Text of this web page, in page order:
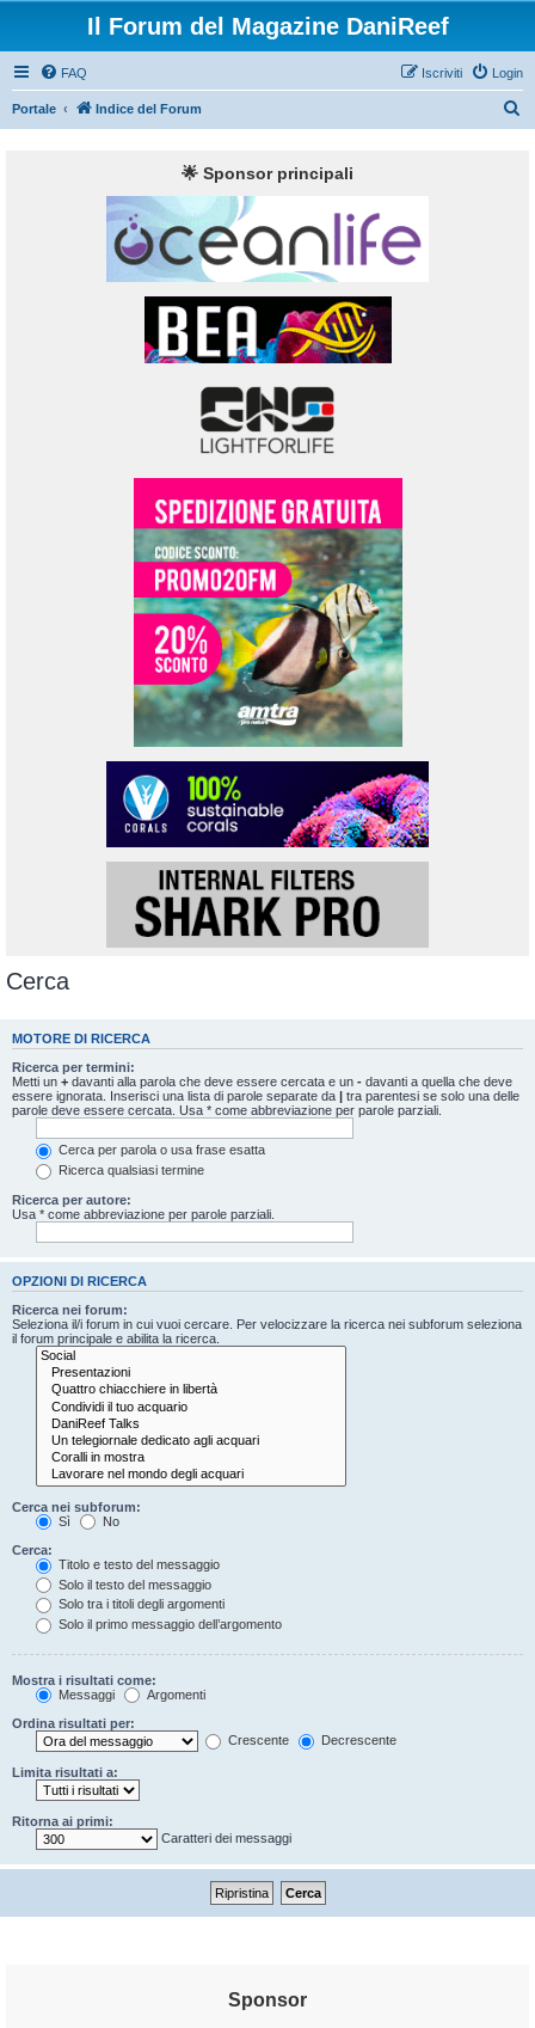
Il Forum del Magazine DaniReef
FAQ Login
Iscriviti
Portale Indice del Forum
🌟 Sponsor principali
Cerca
MOTORE DI RICERCA
Ricerca per termini:
Metti un + davanti alla parola che deve essere cercata e un - davanti a quella che deve
essere ignorata. Inserisci una lista di parole separate da
tra parentesi se solo una delle
parole deve essere cercata. Usa * come abbreviazione per parole parziali.
Cerca per parola o usa frase esatta
Ricerca qualsiasi termine
Ricerca per autore:
Usa * come abbreviazione per parole parziali.
OPZIONI DI RICERCA
Ricerca nei forum:
Seleziona il/i forum in cui vuoi cercare. Per velocizzare la ricerca nei subforum seleziona
il forum principale e abilita la ricerca.
Cerca nei subforum:
Sì
No
Cerca:
Titolo e testo del messaggio
Solo il testo del messaggio
Solo tra i titoli degli argomenti
Solo il primo messaggio dell’argomento
Mostra i risultati come:
Messaggi
Argomenti
Ordina risultati per:
Crescente
Decrescente
Limita risultati a:
Ritorna ai primi:
Caratteri dei messaggi
Sponsor